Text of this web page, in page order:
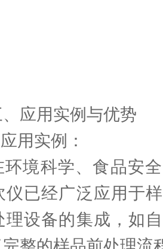
用实例与优势
实例：
科学、食品安全
仪已经广泛应用于
理设备的集成，如